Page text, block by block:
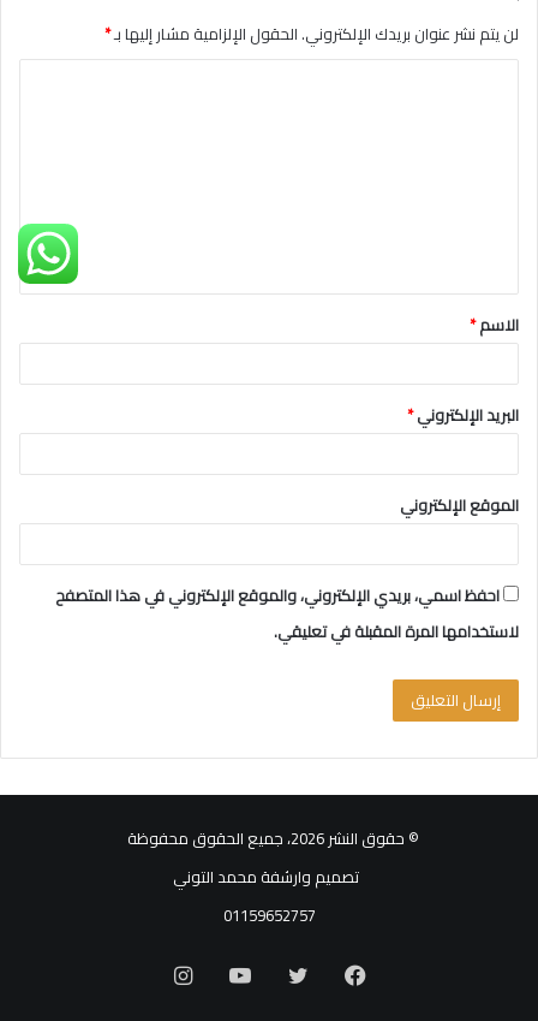
لن يتم نشر عنوان بريدك الإلكتروني.الحقول الإلزامية مشار إليها بـ*
ق
*
الاسم*
البريد الإلكتروني*
الموقع الإلكتروني
احفظ اسمي، بريدي الإلكتروني، والموقع الإلكتروني في هذا المتصفح
لاستخدامها المرة المقبلة في تعليقي.
© حقوق النشر 2026، جميع الحقوق محفوظة
تصميم وارشفة محمد التوني
01159652757
فيسبوك يوتيوبانستقرام